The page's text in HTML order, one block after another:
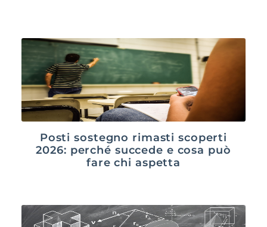
Posti sostegno rimasti scoperti
2026: perché succede e cosa può
fare chi aspetta